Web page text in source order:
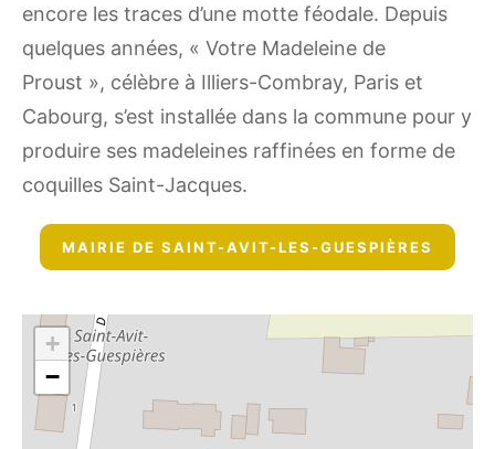
encore les traces d’une motte féodale. Depuis
quelques années, « Votre Madeleine de
Proust », célèbre à Illiers-Combray, Paris et
Cabourg, s’est installée dans la commune pour y
produire ses madeleines raffinées en forme de
coquilles Saint-Jacques.
MAIRIE DE SAINT-AVIT-LES-GUESPIÈRES
+
−